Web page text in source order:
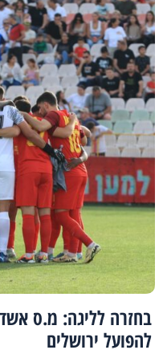
בחזרה לליגה: מ.ס
להפועל ירושלים